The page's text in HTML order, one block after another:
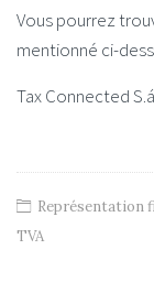
Vous pourrez
mentionné ci-
Tax Connected
Représentation
TVA